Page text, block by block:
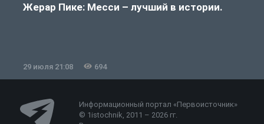
Жерар Пике: Месси – лучший в истории.
29 июля 21:08 694
Информационный портал «Первоисточник»
© 1istochnik, 2011 – 2026 гг.